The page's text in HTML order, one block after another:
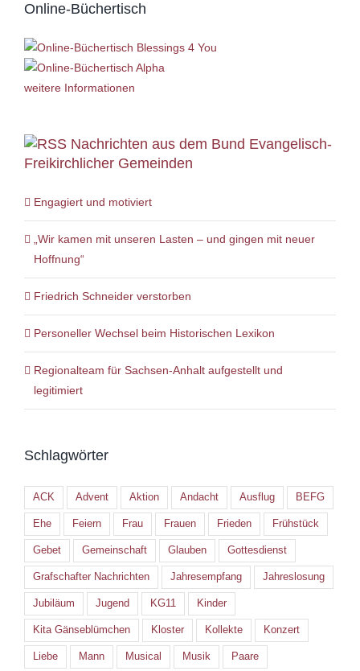
Online-Büchertisch
weitere Informationen
Nachrichten aus dem Bund Evangelisch-
Freikirchlicher Gemeinden
Engagiert und motiviert
„Wir kamen mit unseren Lasten – und gingen mit neuer
Hoffnung“
Friedrich Schneider verstorben
Personeller Wechsel beim Historischen Lexikon
Regionalteam für Sachsen-Anhalt aufgestellt und
legitimiert
Schlagwörter
ACK Advent Aktion Andacht Ausflug BEFG
Ehe Feiern Frau Frauen Frieden Frühstück
Gebet Gemeinschaft Glauben Gottesdienst
Grafschafter Nachrichten Jahresempfang Jahreslosung
Jubiläum Jugend KG11 Kinder
Kita Gänseblümchen Kloster Kollekte Konzert
Liebe Mann Musical Musik Paare